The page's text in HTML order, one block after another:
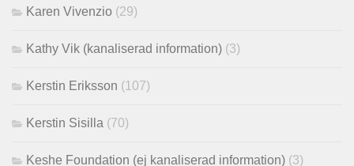
Karen Vivenzio (29)
Kathy Vik (kanaliserad information) (3)
Kerstin Eriksson (107)
Kerstin Sisilla (70)
Keshe Foundation (ej kanaliserad information) (3)